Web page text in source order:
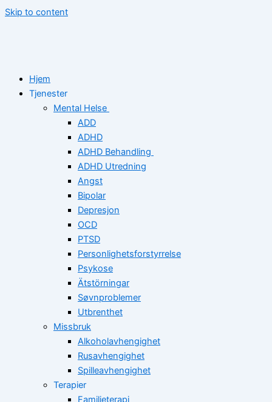
Skip to content
Hjem
Tjenester
Mental Helse
ADD
ADHD
ADHD Behandling
ADHD Utredning
Angst
Bipolar
Depresjon
OCD
PTSD
Personlighetsforstyrrelse
Psykose
Ätstörningar
Søvnproblemer
Utbrenthet
Missbruk
Alkoholavhengighet
Rusavhengighet
Spilleavhengighet
Terapier
Familieterapi